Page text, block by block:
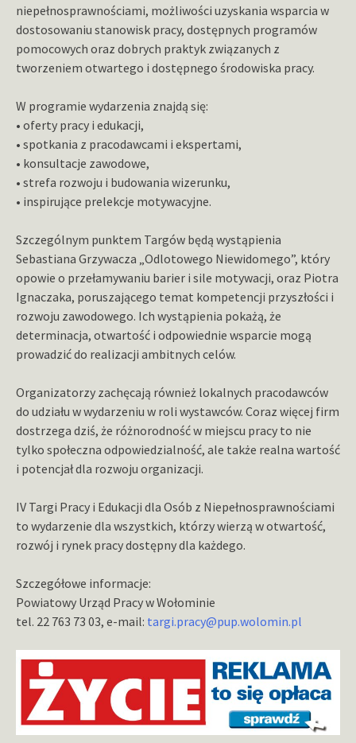
niepełnosprawnościami, możliwości uzyskania wsparcia w
dostosowaniu stanowisk pracy, dostępnych programów
pomocowych oraz dobrych praktyk związanych z
tworzeniem otwartego i dostępnego środowiska pracy.
W programie wydarzenia znajdą się:
• oferty pracy i edukacji,
• spotkania z pracodawcami i ekspertami,
• konsultacje zawodowe,
• strefa rozwoju i budowania wizerunku,
• inspirujące prelekcje motywacyjne.
Szczególnym punktem Targów będą wystąpienia
Sebastiana Grzywacza „Odlotowego Niewidomego”, który
opowie o przełamywaniu barier i sile motywacji, oraz Piotra
Ignaczaka, poruszającego temat kompetencji przyszłości i
rozwoju zawodowego. Ich wystąpienia pokażą, że
determinacja, otwartość i odpowiednie wsparcie mogą
prowadzić do realizacji ambitnych celów.
Organizatorzy zachęcają również lokalnych pracodawców
do udziału w wydarzeniu w roli wystawców. Coraz więcej firm
dostrzega dziś, że różnorodność w miejscu pracy to nie
tylko społeczna odpowiedzialność, ale także realna wartość
i potencjał dla rozwoju organizacji.
IV Targi Pracy i Edukacji dla Osób z Niepełnosprawnościami
to wydarzenie dla wszystkich, którzy wierzą w otwartość,
rozwój i rynek pracy dostępny dla każdego.
Szczegółowe informacje:
Powiatowy Urząd Pracy w Wołominie
tel. 22 763 73 03, e-mail: targi.pracy@pup.wolomin.pl